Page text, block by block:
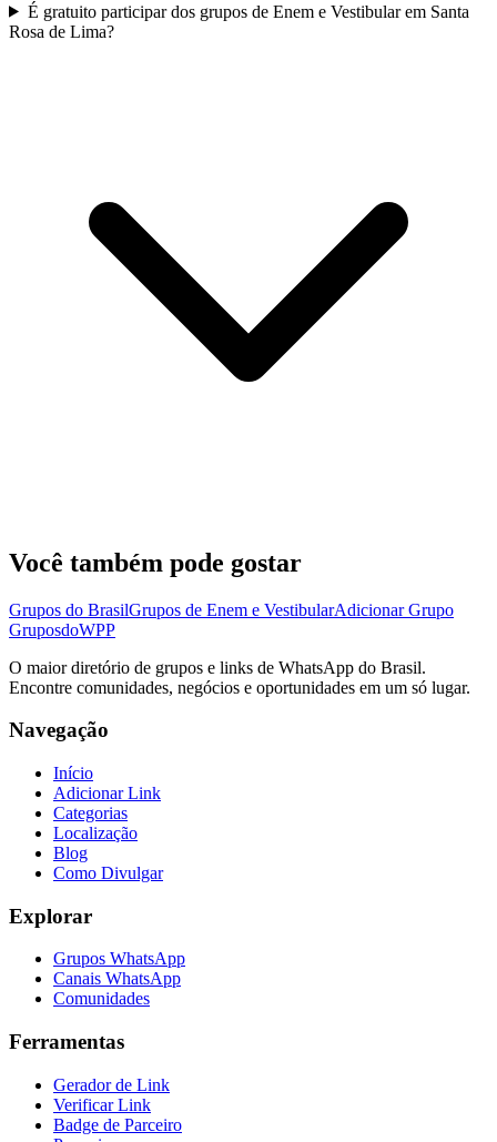
É gratuito participar dos grupos de Enem e Vestibular em Santa
Rosa de Lima?
Você também pode gostar
Grupos do BrasilGrupos de Enem e VestibularAdicionar Grupo
GruposdoWPP
O maior diretório de grupos e links de WhatsApp do Brasil.
Encontre comunidades, negócios e oportunidades em um só lugar.
Navegação
Início
Adicionar Link
Categorias
Localização
Blog
Como Divulgar
Explorar
Grupos WhatsApp
Canais WhatsApp
Comunidades
Ferramentas
Gerador de Link
Verificar Link
Badge de Parceiro